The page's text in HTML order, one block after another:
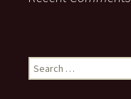
Search
for: